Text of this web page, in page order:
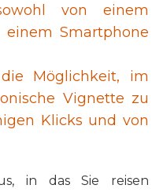
von einem
Smartphone
Möglichkeit, im
Vignette zu
Klicks und von
in das Sie reisen